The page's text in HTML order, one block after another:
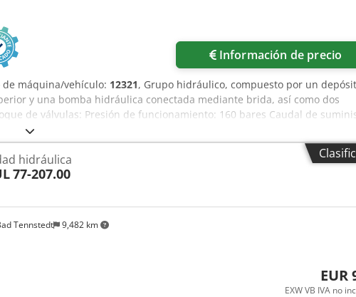
Información de precio
de máquina/vehículo: 12321, Grupo hidráulico, compuesto por un
y una bomba hidráulica conectada mediante brida, así como dos
de válvulas: Presión de funcionamiento: 160 bares Caudal de
Motor de accionamiento KATT: 220/380 V, 1420 rpm, 2,2 kW Espacio
l): 193 kg
Tennstedt 9,482 km
hidráulica
77-207.00
EUR
EXW VB IVA no